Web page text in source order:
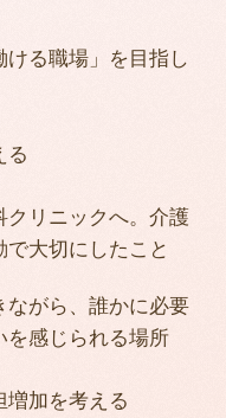
る職場」を目指し
る
クリニックへ。介護
大切にしたこと
がら、誰かに必要
を感じられる場所
増加を考える